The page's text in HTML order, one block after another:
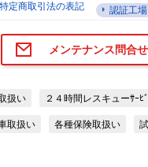
特定商取引法の表記
認証工
メンテナンス問合せ
扱い ２４時間レスキューｻｰﾋ
取扱い 各種保険取扱い